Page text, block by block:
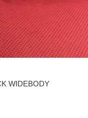
WIDEBODY